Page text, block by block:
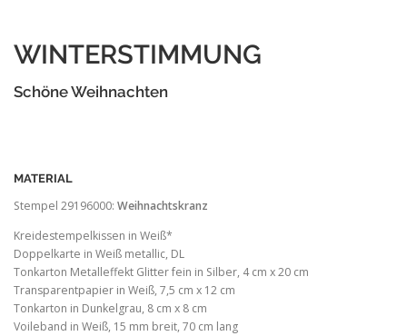
WINTERSTIMMUNG
Schöne Weihnachten
MATERIAL
Stempel 29196000: Weihnachtskranz
Kreidestempelkissen in Weiß*
Doppelkarte in Weiß metallic, DL
Tonkarton Metalleffekt Glitter fein in Silber, 4 cm x 20 cm
Transparentpapier in Weiß, 7,5 cm x 12 cm
Tonkarton in Dunkelgrau, 8 cm x 8 cm
Voileband in Weiß, 15 mm breit, 70 cm lang